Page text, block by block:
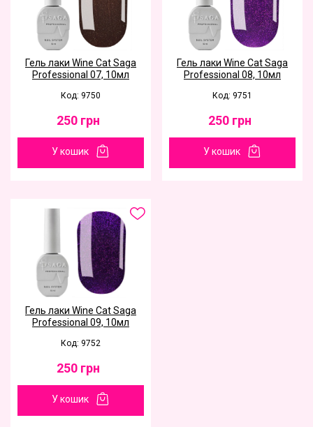
Гель лаки Wine Cat Saga
Professional 07, 10мл
Код: 9750
250 грн
У кошик
Гель лаки Wine Cat Saga
Professional 08, 10мл
Код: 9751
250 грн
У кошик
Гель лаки Wine Cat Saga
Professional 09, 10мл
Код: 9752
250 грн
У кошик